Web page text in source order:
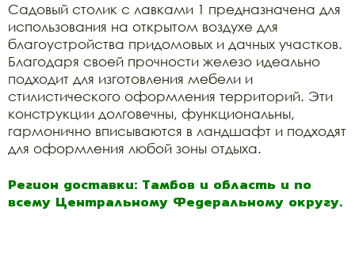
Садовый столик с лавками 1 предназначена для
использования на открытом воздухе для
благоустройства придомовых и дачных участков.
Благодаря своей прочности железо идеально
подходит для изготовления мебели и
стилистического оформления территорий. Эти
конструкции долговечны, функциональны,
гармонично вписываются в ландшафт и подходят
для оформления любой зоны отдыха.
Регион доставки: Тамбов и область и по
всему Центральному Федеральному округу.